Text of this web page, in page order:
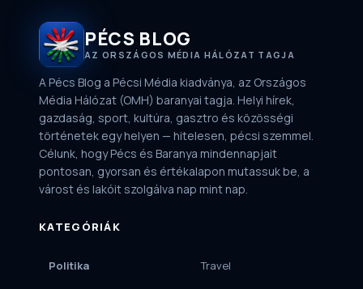
PÉCS BLOG
AZ ORSZÁGOS MÉDIA HÁLÓZAT TAGJA
A Pécs Blog a Pécsi Média kiadványa, az Országos
Média Hálózat (OMH) baranyai tagja. Helyi hírek,
gazdaság, sport, kultúra, gasztro és közösségi
történetek egy helyen — hitelesen, pécsi szemmel.
Célunk, hogy Pécs és Baranya mindennapjait
pontosan, gyorsan és értékalapon mutassuk be, a
várost és lakóit szolgálva nap mint nap.
KATEGÓRIÁK
Politika Travel